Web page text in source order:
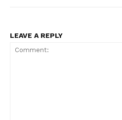
LEAVE A REPLY